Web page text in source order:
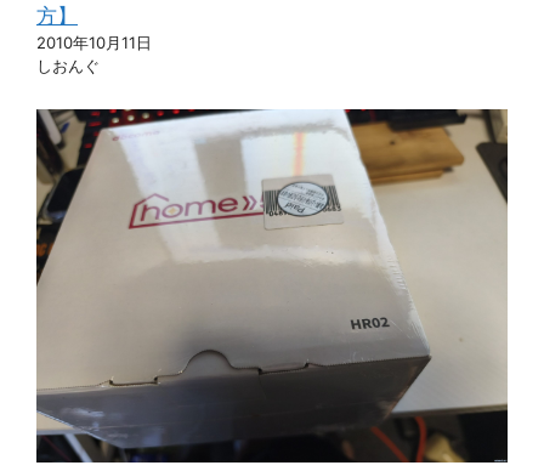
方】
2010年10月11日
しおんぐ